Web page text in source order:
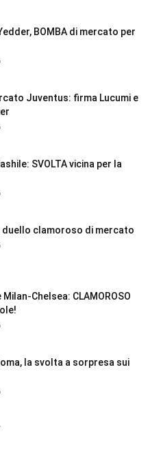
BOMBA di mercato per
Juventus: firma Lucumi e
SVOLTA vicina per la
duello clamoroso di mercato
Chelsea: CLAMOROSO
la svolta a sorpresa sui